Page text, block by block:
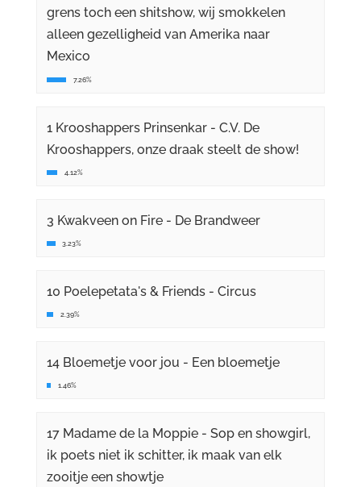
grens toch een shitshow, wij smokkelen
alleen gezelligheid van Amerika naar
Mexico
7.26%
1 Krooshappers Prinsenkar - C.V. De
Krooshappers, onze draak steelt de show!
4.12%
3 Kwakveen on Fire - De Brandweer
3.23%
10 Poelepetata's & Friends - Circus
2.39%
14 Bloemetje voor jou - Een bloemetje
1.46%
17 Madame de la Moppie - Sop en showgirl,
ik poets niet ik schitter, ik maak van elk
zooitje een showtje